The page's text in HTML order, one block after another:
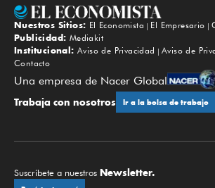
Nuestros Sitios: El Economista El Empresario
Publicidad: Mediakit
Institucional: Aviso de Privacidad
Aviso de
Contacto
Una empresa de Nacer Global
Trabaja con nosotros Ir a la bolsa de trabajo
Suscríbete a nuestros Newsletter.